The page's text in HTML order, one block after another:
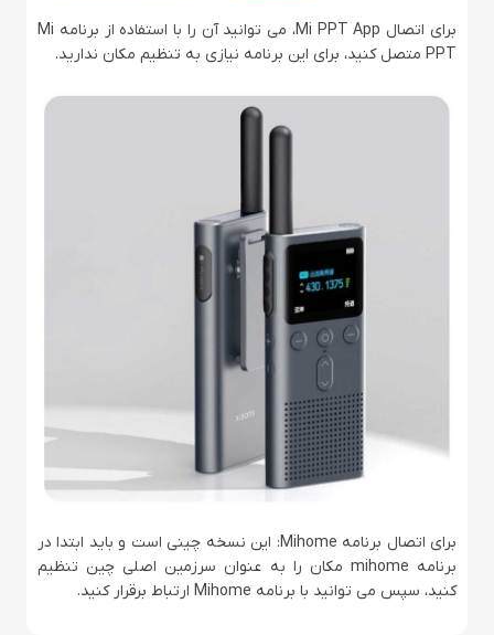
برای اتصال Mi PPT App، می توانید آن را با استفاده از برنامه Mi
PPT متصل کنید، برای این برنامه نیازی به تنظیم مکان ندارید.
برای اتصال برنامه Mihome: این نسخه چینی است و باید ابتدا در
برنامه mihome مکان را به عنوان سرزمین اصلی چین تنظیم
کنید، سپس می توانید با برنامه Mihome ارتباط برقرار کنید.